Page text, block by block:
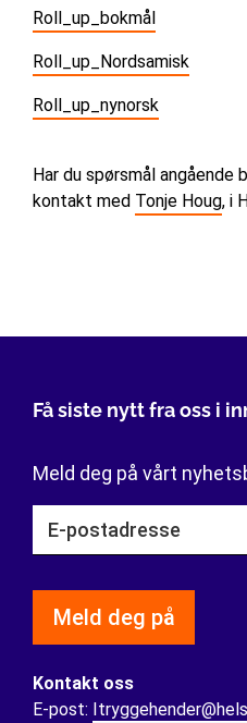
Roll_up_bokmål
Roll_up_Nordsamisk
Roll_up_nynorsk
Har du spørsmål angående
kontakt med Tonje Houg, i
Få siste nytt fra oss i
Meld deg på vårt
Meld deg på
Kontakt oss
E-post: